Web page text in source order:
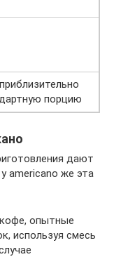
порцию
дают
americano же эта
опытные
используя смесь